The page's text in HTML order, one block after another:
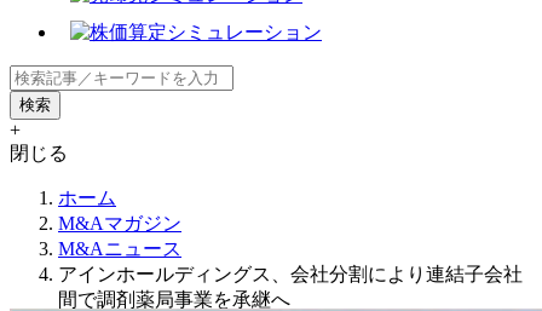
+
閉じる
ホーム
M&Aマガジン
M&Aニュース
アインホールディングス、会社分割により連結子会社
間で調剤薬局事業を承継へ